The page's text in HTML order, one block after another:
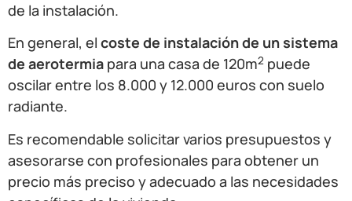
de la instalación.
En general, el coste de instalación de un sistema
de aerotermia para una casa de 120m2 puede
oscilar entre los 8.000 y 12.000 euros con suelo
radiante.
Es recomendable solicitar varios presupuestos y
asesorarse con profesionales para obtener un
precio más preciso y adecuado a las necesidades